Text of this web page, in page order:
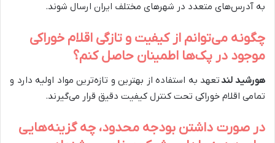
به آدرس‌های متعدد در شهرهای مختلف ایران ارسال شوند.
چگونه می‌توانم از کیفیت و تازگی اقلام خوراکی
موجود در پک‌ها اطمینان حاصل کنم؟
هورشید لندتعهد به استفاده از بهترین و تازه‌ترین مواد اولیه دارد و
تمامی اقلام خوراکی تحت کنترل کیفیت دقیق قرار می‌گیرند.
در صورت داشتن بودجه محدود، چه گزینه‌هایی